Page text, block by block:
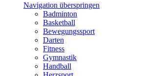
Navigation überspringen
Badminton
Basketball
Bewegungssport
Darten
Fitness
Gymnastik
Handball